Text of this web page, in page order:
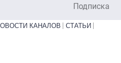
Подписка
КАНАЛОВ
СТАТЬИ